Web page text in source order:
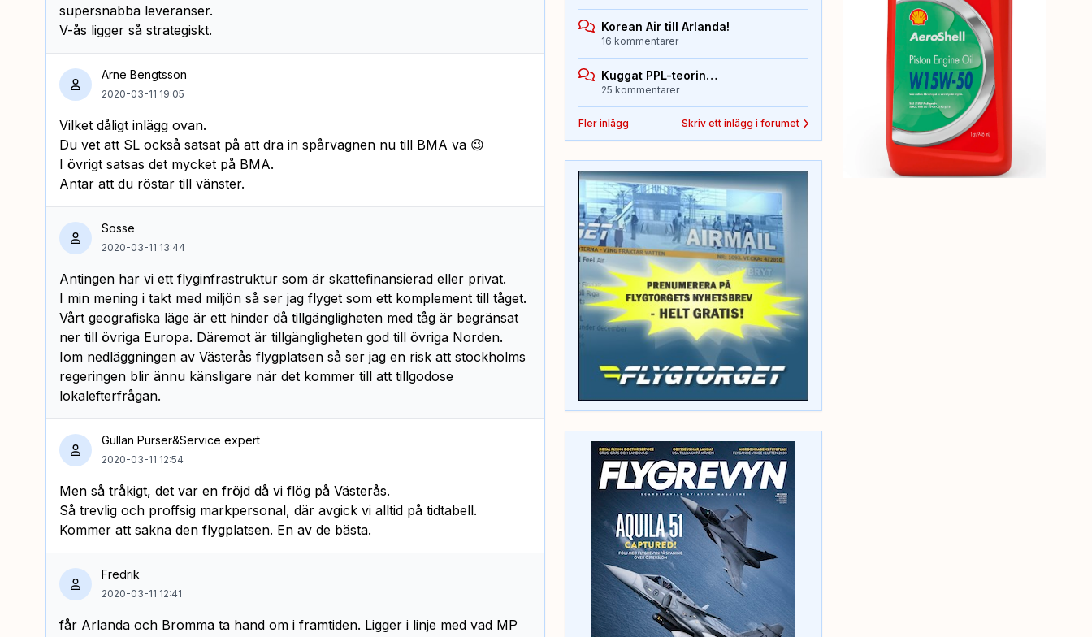
supersnabba leveranser.
V-ås ligger så strategiskt.
Arne Bengtsson
2020-03-11 19:05
Vilket dåligt inlägg ovan.
Du vet att SL också satsat på att dra in spårvagnen nu till BMA va 😉
I övrigt satsas det mycket på BMA.
Antar att du röstar till vänster.
Sosse
2020-03-11 13:44
Antingen har vi ett flyginfrastruktur som är skattefinansierad eller privat.
I min mening i takt med miljön så ser jag flyget som ett komplement till tåget.
Vårt geografiska läge är ett hinder då tillgängligheten med tåg är begränsat
ner till övriga Europa. Däremot är tillgängligheten god till övriga Norden.
Iom nedläggningen av Västerås flygplatsen så ser jag en risk att stockholms
regeringen blir ännu känsligare när det kommer till att tillgodose
lokalefterfrågan.
Gullan Purser&Service expert
2020-03-11 12:54
Men så tråkigt, det var en fröjd då vi flög på Västerås.
Så trevlig och proffsig markpersonal, där avgick vi alltid på tidtabell.
Kommer att sakna den flygplatsen. En av de bästa.
Fredrik
2020-03-11 12:41
får Arlanda och Bromma ta hand om i framtiden. Ligger i linje med vad MP
Korean Air till Arlanda!
16 kommentarer
Kuggat PPL-teorin…
25 kommentarer
Fler inlägg Skriv ett inlägg i forumet